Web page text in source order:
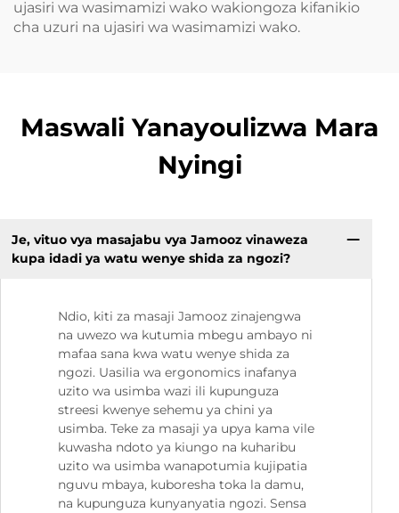
ujasiri wa wasimamizi wako wakiongoza kifanikio
cha uzuri na ujasiri wa wasimamizi wako.
Maswali Yanayoulizwa Mara
Nyingi
Je, vituo vya masajabu vya Jamooz vinaweza
kupa idadi ya watu wenye shida za ngozi?
Ndio, kiti za masaji Jamooz zinajengwa
na uwezo wa kutumia mbegu ambayo ni
mafaa sana kwa watu wenye shida za
ngozi. Uasilia wa ergonomics inafanya
uzito wa usimba wazi ili kupunguza
streesi kwenye sehemu ya chini ya
usimba. Teke za masaji ya upya kama vile
kuwasha ndoto ya kiungo na kuharibu
uzito wa usimba wanapotumia kujipatia
nguvu mbaya, kuboresha toka la damu,
na kupunguza kunyanyatia ngozi. Sensa